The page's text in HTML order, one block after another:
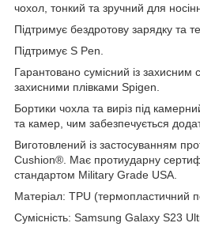
чохол, тонкий та зручний для
Підтримує бездротову зарядку та
Підтримує S Pen.
Гарантовано сумісний із
захисними плівками Spigen.
Бортики чохла та виріз під
та камер, чим забезпечується
Виготовлений із застосуванням
Cushion®. Має протиударну
стандартом Military Grade USA.
Матеріал: TPU (термопластичний
Сумісність: Samsung Galaxy S23